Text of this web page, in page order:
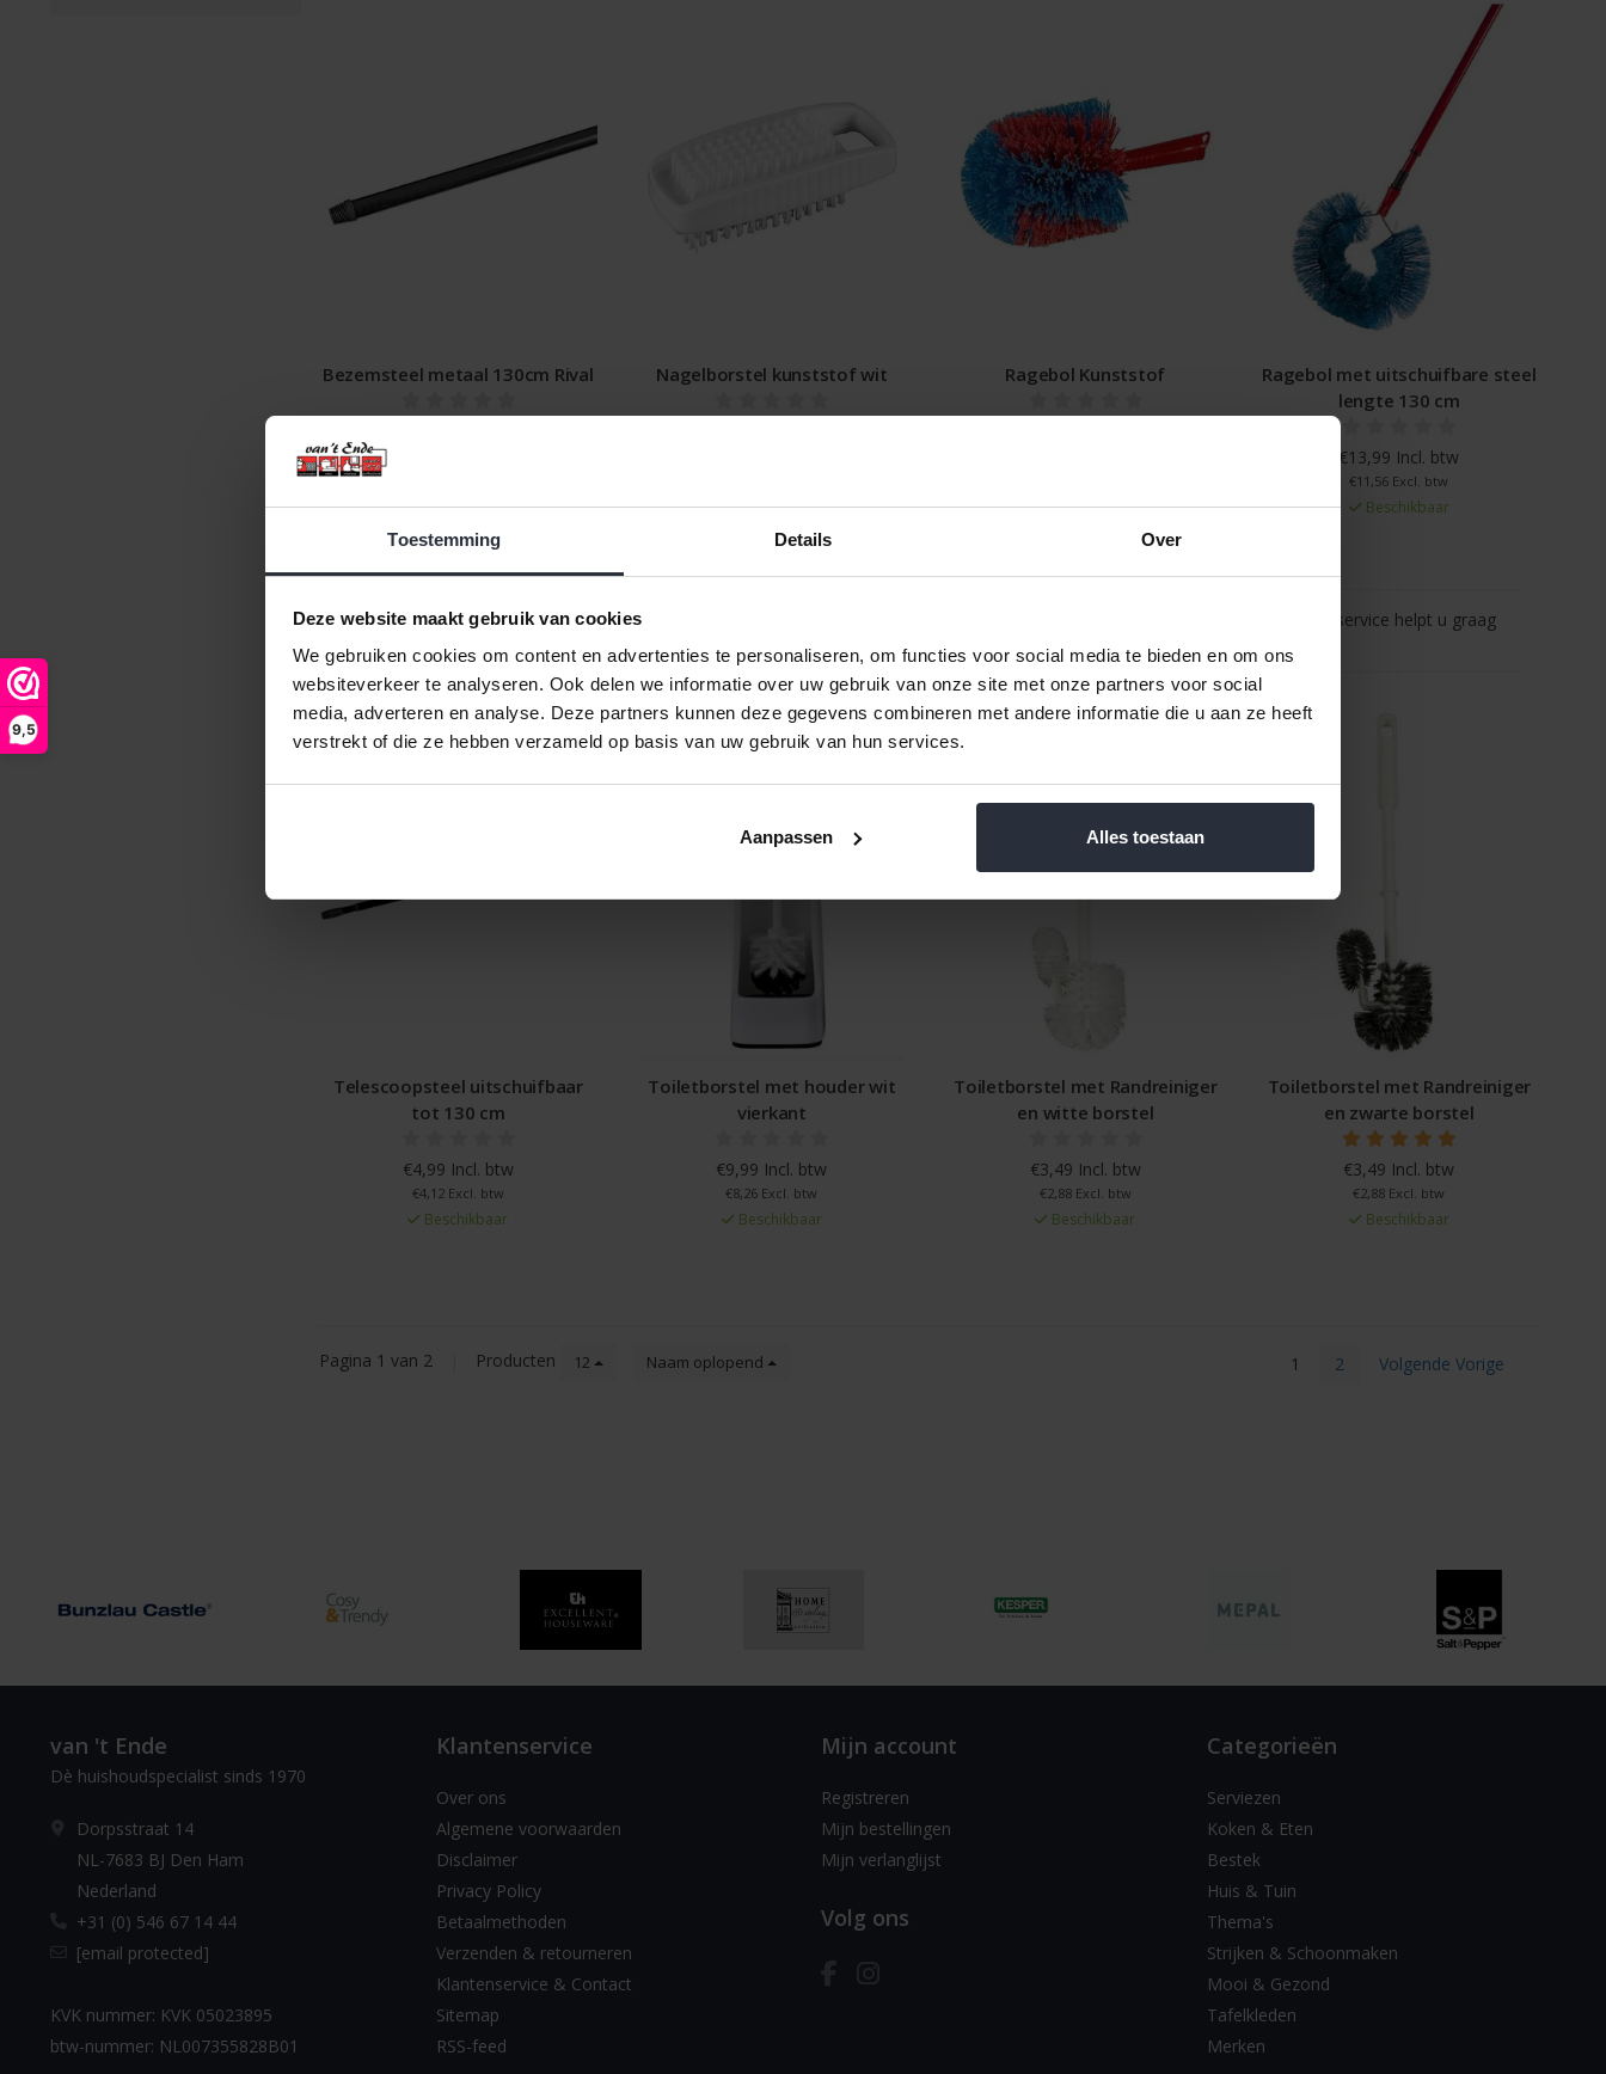
Toestemming Details Over
Deze website maakt gebruik van cookies
We gebruiken cookies om content en advertenties te personaliseren, om functies voor social media te bieden en om ons
websiteverkeer te analyseren. Ook delen we informatie over uw gebruik van onze site met onze partners voor social
media, adverteren en analyse. Deze partners kunnen deze gegevens combineren met andere informatie die u aan ze heeft
verstrekt of die ze hebben verzameld op basis van uw gebruik van hun services.
Aanpassen Alles toestaan
9,5
Bezemsteel metaal 130cm Rival Nagelborstel kunststof wit Ragebol Kunststof
Ragebol met uitschuifbare steel
lengte 130 cm
€13,99 Incl. btw
€11,56 Excl. btw
Beschikbaar
Afhalen in onze winkel in Den Ham is
Vragen? Onze klantenservice helpt u graag
Telescoopsteel uitschuifbaar
tot 130 cm
€4,99 Incl. btw
€4,12 Excl. btw
Beschikbaar
Toiletborstel met houder wit
vierkant
€9,99 Incl. btw
€8,26 Excl. btw
Beschikbaar
Toiletborstel met Randreiniger
en witte borstel
€3,49 Incl. btw
€2,88 Excl. btw
Beschikbaar
Toiletborstel met Randreiniger
en zwarte borstel
€3,49 Incl. btw
€2,88 Excl. btw
Beschikbaar
Pagina 1 van 2 Producten 12 Naam oplopend 1 2 Volgende Vorige
van 't Ende
Dè huishoudspecialist sinds 1970
Dorpsstraat 14
NL-7683 BJ Den Ham
Nederland
+31 (0) 546 67 14 44
[email protected]
KVK nummer: KVK 05023895
btw-nummer: NL007355828B01
Klantenservice
Over ons
Algemene voorwaarden
Disclaimer
Privacy Policy
Betaalmethoden
Verzenden & retourneren
Klantenservice & Contact
Sitemap
RSS-feed
Mijn account
Registreren
Mijn bestellingen
Mijn verlanglijst
Volg ons
Categorieën
Serviezen
Koken & Eten
Bestek
Huis & Tuin
Thema's
Strijken & Schoonmaken
Mooi & Gezond
Tafelkleden
Merken